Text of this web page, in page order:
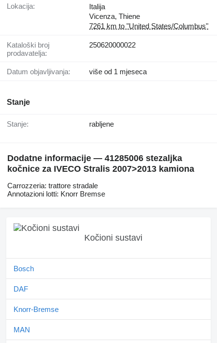
Lokacija:
Italija
Vicenza, Thiene
7261 km to "United States/Columbus"
Kataloški broj
prodavatelja:
250620000022
Datum objavljivanja: više od 1 mjeseca
Stanje
Stanje: rabljene
Dodatne informacije — 41285006 stezaljkа
kočnice za IVECO Stralis 2007>2013 kamiona
Carrozzeria: trattore stradale
Annotazioni lotti: Knorr Bremse
Kočioni sustavi
Bosch
DAF
Knorr-Bremse
MAN